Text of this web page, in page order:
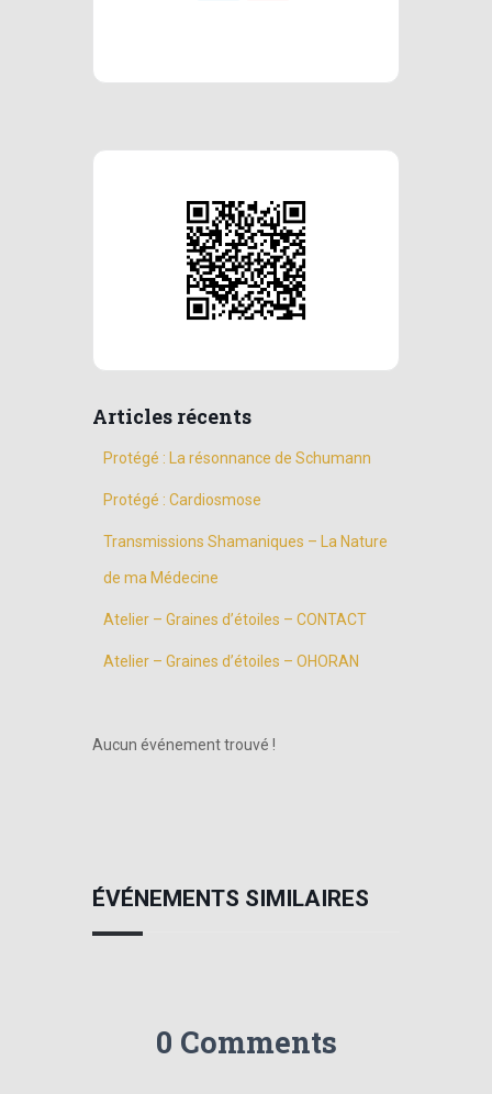
Articles récents
Protégé : La résonnance de Schumann
Protégé : Cardiosmose
Transmissions Shamaniques – La Nature
de ma Médecine
Atelier – Graines d’étoiles – CONTACT
Atelier – Graines d’étoiles – OHORAN
Aucun événement trouvé !
ÉVÉNEMENTS SIMILAIRES
0 Comments